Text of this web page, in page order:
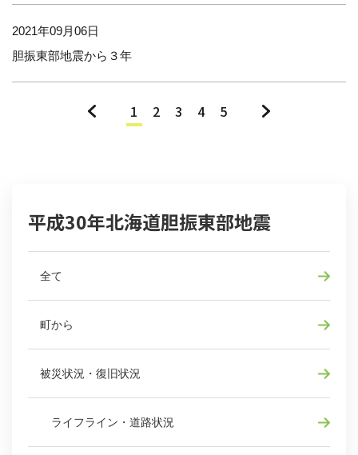
2021年09月06日
胆振東部地震から３年
« 1 2 3 4 5 »
平成30年北海道胆振東部地震
全て
町から
被災状況・復旧状況
ライフライン・道路状況